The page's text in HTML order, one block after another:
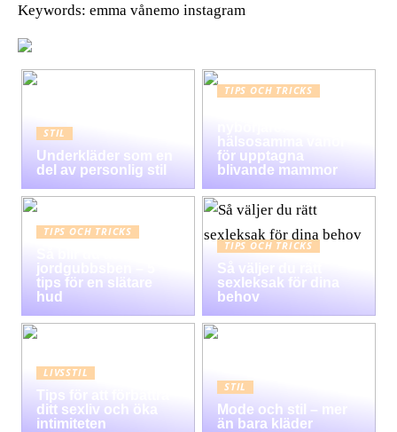
Keywords: emma vånemo instagram
STIL
Underkläder som en
del av personlig stil
TIPS OCH TRICKS
hälsosamma vanor
för upptagna
blivande mammor
TIPS OCH TRICKS
jordgubbsben – 5
tips för en slätare
hud
TIPS OCH TRICKS
Så väljer du rätt
sexleksak för dina
behov
LIVSSTIL
Tips för att förbättra
ditt sexliv och öka
intimiteten
STIL
Mode och stil – mer
än bara kläder